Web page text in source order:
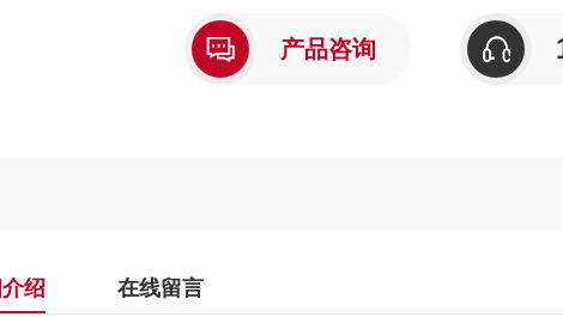
产品咨询
绍 在线留言